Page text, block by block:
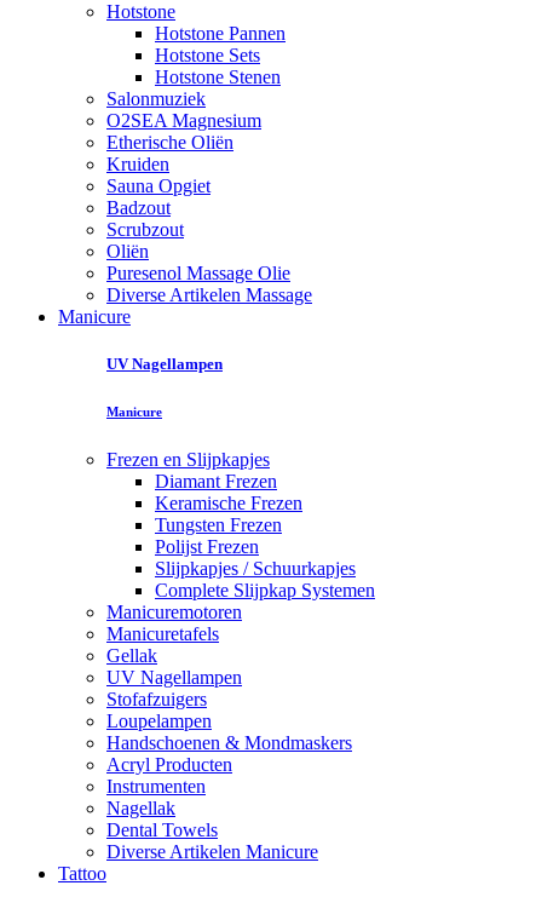
Hotstone
Hotstone Pannen
Hotstone Sets
Hotstone Stenen
Salonmuziek
O2SEA Magnesium
Etherische Oliën
Kruiden
Sauna Opgiet
Badzout
Scrubzout
Oliën
Puresenol Massage Olie
Diverse Artikelen Massage
Manicure
UV Nagellampen
Manicure
Frezen en Slijpkapjes
Diamant Frezen
Keramische Frezen
Tungsten Frezen
Polijst Frezen
Slijpkapjes / Schuurkapjes
Complete Slijpkap Systemen
Manicuremotoren
Manicuretafels
Gellak
UV Nagellampen
Stofafzuigers
Loupelampen
Handschoenen & Mondmaskers
Acryl Producten
Instrumenten
Nagellak
Dental Towels
Diverse Artikelen Manicure
Tattoo